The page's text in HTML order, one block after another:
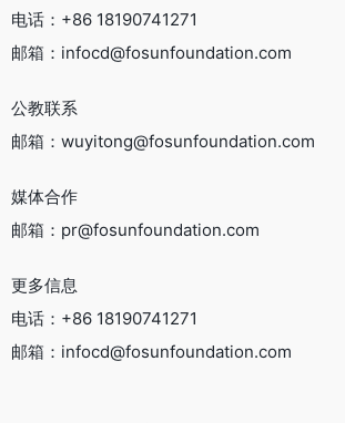
电话：+86 18190741271
邮箱：infocd@fosunfoundation.com
公教联系
邮箱：wuyitong@fosunfoundation.com
媒体合作
邮箱：pr@fosunfoundation.com
更多信息
电话：+86 18190741271
邮箱：infocd@fosunfoundation.com